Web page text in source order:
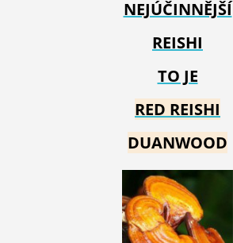
NEJÚČINNĚJŠÍ
REISHI
TO JE
RED REISHI
DUANWOOD